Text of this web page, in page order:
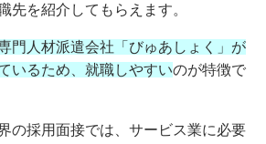
先を紹介してもらえます。
門人材派遣会社「びゅあしょく」が
いるため、就職しやすいのが特徴で
の採用面接では、サービス業に必要